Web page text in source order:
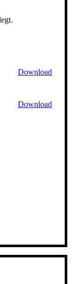
Download
Download